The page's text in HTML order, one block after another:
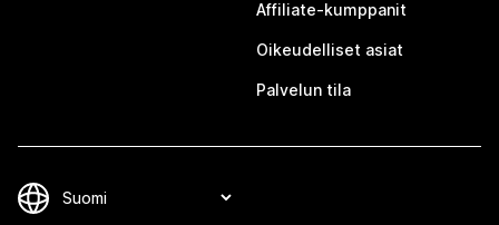
Affiliate-kumppanit
Oikeudelliset asiat
Palvelun tila